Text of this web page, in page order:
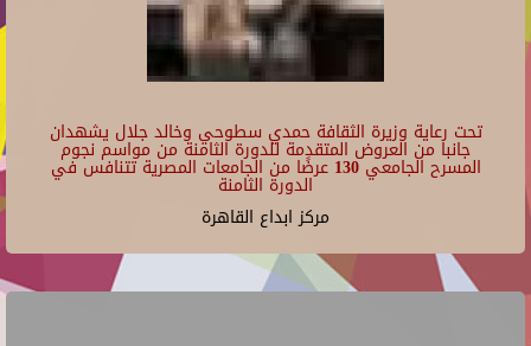
تحت رعاية وزيرة الثقافة حمدي سطوحي وخالد جلال يشهدان
جانبا من العروض المتقدمة للدورة الثامنة من مواسم نجوم
المسرح الجامعي 130 عرضًا من الجامعات المصرية تتنافس في
الدورة الثامنة
مركز ابداع القاهرة